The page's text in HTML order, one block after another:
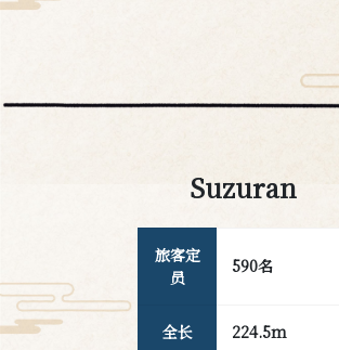
Suzuran
旅客定
员
590名
全长 224.5m